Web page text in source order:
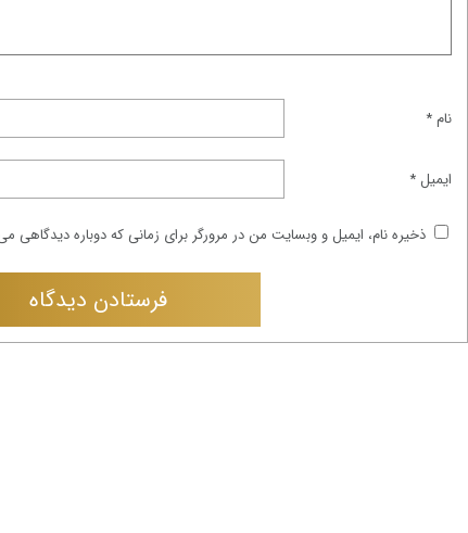
نام*
ایمیل *
ذخیره نام، ایمیل و وبسایت من در مرورگر برای زمانی که دوباره دیدگاهی
مؤسسۀ پژوهشی بایسنغر درگذشت غلام‌حیدر
اسیر هروی، پژوهشگر و طنزنویس هرات را به
بیش‌تر بخوانید ...
را به جامعۀ فارسی‌زبان